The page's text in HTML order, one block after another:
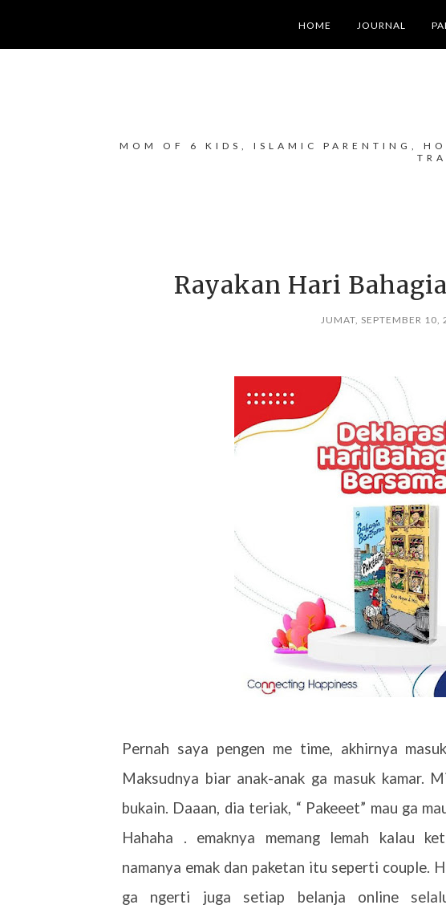
HOME JOURNAL
MOM OF 6 KIDS, ISLAMIC PARENTING,
Rayakan Hari
JUMAT, SEPTEMBER 10,
Pernah saya pengen me time, akhirnya
Maksudnya biar anak-anak ga masuk kamar.
bukain. Daaan, dia teriak, “ Pakeeet” mau ga
Hahaha . emaknya memang lemah kalau
namanya emak dan paketan itu seperti couple.
ga ngerti juga setiap belanja online